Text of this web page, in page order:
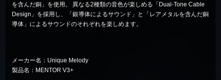
を含んだ銅」を使用。 異なる2種類の音色が楽しめる「Dual-Tone Cable
Design」を採用し、「銀導体によるサウンド」と「レアメタルを含んだ銅
導体」によるサウンドのそれぞれを楽しめます。
メーカー名：Unique Melody
製品名： MENTOR V3+